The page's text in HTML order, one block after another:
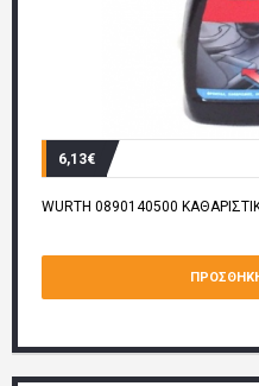
6,13€
WURTH 0890140500